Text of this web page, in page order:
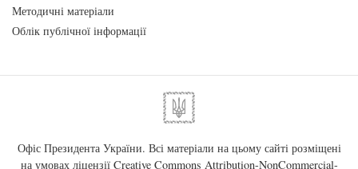
Методичні матеріали
Облік публічної інформації
Офіс Президента України. Всі матеріали на цьому сайті розміщені
на умовах ліцензії Creative Commons Attribution-NonCommercial-